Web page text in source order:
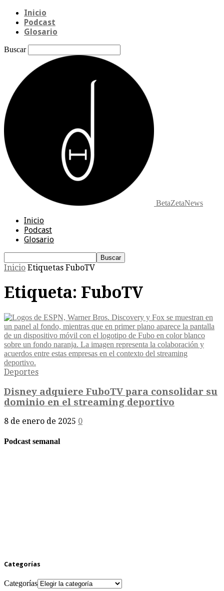
Inicio
Podcast
Glosario
Buscar
BetaZetaNews
Inicio
Podcast
Glosario
Inicio Etiquetas FuboTV
Etiqueta: FuboTV
Deportes
Disney adquiere FuboTV para consolidar su
dominio en el streaming deportivo
8 de enero de 2025 0
Podcast semanal
Categorías
Categorías